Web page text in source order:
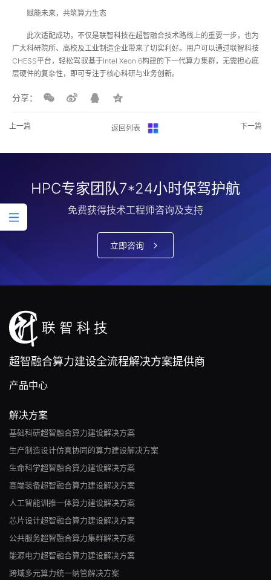
赋能未来，共筑算力生态
此次适配成功，不仅是联智科技在超智融合技术路线上的重要一步，也为
广大科研院所、高校及工业制造企业带来了切实利好。用户可以通过联智科技
CHESS平台，轻松驾驭基于Intel Xeon 6构建的下一代算力集群，无需担心底
层硬件的复杂性，即可专注于核心科研与业务创新。
分享：
上一篇 返回列表 下一篇
HPC专家团队7*24小时保驾护航
免费获得技术工程师咨询及支持
立即咨询
超智融合算力建设全流程解决方案提供商
产品中心
解决方案
基础科研超智融合算力建设解决方案
生产制造设计仿真协同的算力建设解决方案
生命科学超智融合算力建设解决方案
高端装备超智融合算力建设解决方案
人工智能训推一体算力建设解决方案
芯片设计超智融合算力建设解决方案
公共服务超智融合算力集群解决方案
能源电力超智融合算力建设解决方案
跨域多元算力统一纳管解决方案